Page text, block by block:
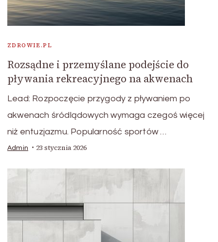
ZDROWIE.PL
Rozsądne i przemyślane podejście do
pływania rekreacyjnego na akwenach
Lead: Rozpoczęcie przygody z pływaniem po
akwenach śródlądowych wymaga czegoś więcej
niż entuzjazmu. Popularność sportów …
Admin 23 stycznia 2026